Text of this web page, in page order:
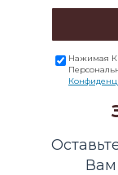
Нажимая